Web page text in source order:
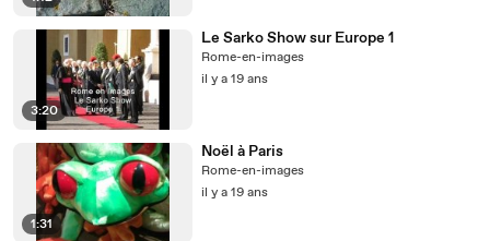
3:20
Le Sarko Show sur Europe 1
Rome-en-images
il y a 19 ans
1:31
Noël à Paris
Rome-en-images
il y a 19 ans